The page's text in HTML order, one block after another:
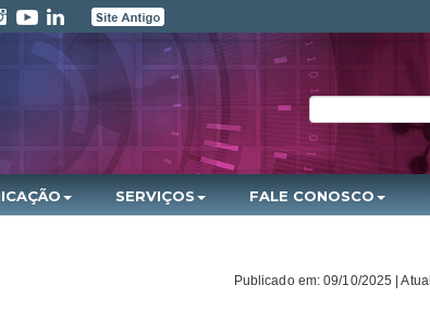
SERVIÇOS FALE CONOSCO
Publicado em: 09/10/2025 |